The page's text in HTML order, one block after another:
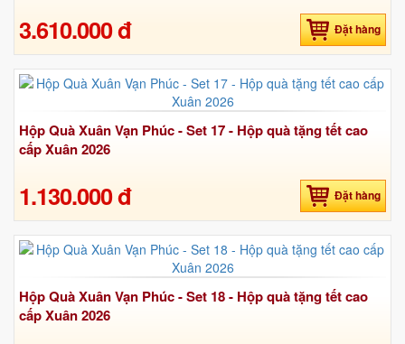
3.610.000 đ Đặt hàng
Hộp Quà Xuân Vạn Phúc - Set 17 - Hộp quà tặng tết cao
cấp Xuân 2026
1.130.000 đ Đặt hàng
Hộp Quà Xuân Vạn Phúc - Set 18 - Hộp quà tặng tết cao
cấp Xuân 2026